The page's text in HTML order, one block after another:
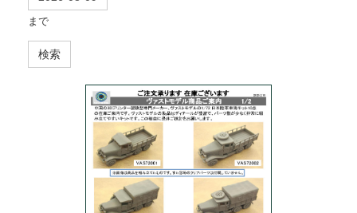
まで
検索